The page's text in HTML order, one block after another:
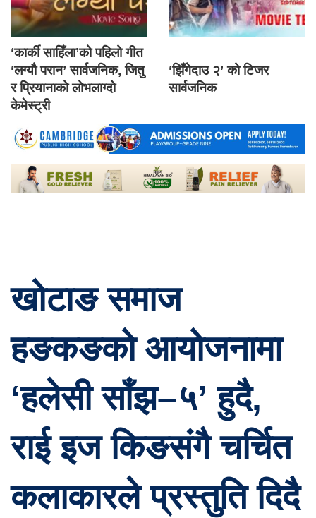
‘कार्की साहिँला’को पहिलो गीत
‘लग्यौ परान’ सार्वजनिक, जितु
र प्रियानाको लोभलाग्दो
केमेस्ट्री
‘झिँगेदाउ २’ को टिजर
सार्वजनिक
खोटाङ समाज
हङकङको आयोजनामा
‘हलेसी साँझ–५’ हुदै,
राई इज किङसंगै चर्चित
कलाकारले प्रस्तुति दिदै